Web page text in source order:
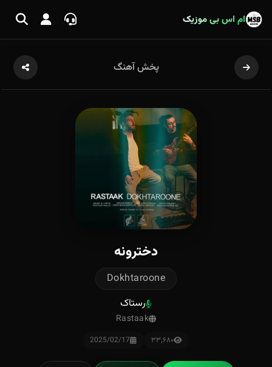
ام اس بی موزیک
پخش آهنگ
دخترونه
Dokhtaroone
رستاک
Rastaak
۳۳٬۶۸۰ 2025/02/17